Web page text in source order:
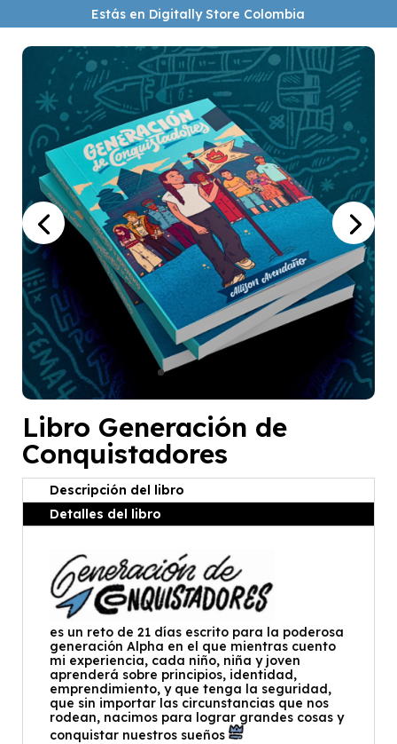
Estás en Digitally Store Colombia
Libro Generación de
Conquistadores
Descripción del libro
Detalles del libro
es un reto de 21 días escrito para la poderosa
generación Alpha en el que mientras cuento
mi experiencia, cada niño, niña y joven
aprenderá sobre principios, identidad,
emprendimiento, y que tenga la seguridad,
que sin importar las circunstancias que nos
rodean, nacimos para lograr grandes cosas y
conquistar nuestros sueños